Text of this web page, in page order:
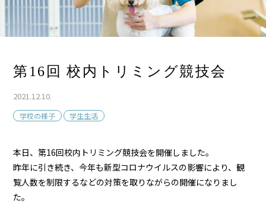
第16回 校内トリミング競技会
2021.12.10.
学校の様子 学生生活
本日、第16回校内トリミング競技会を開催しました。
昨年に引き続き、今年も新型コロナウイルスの影響により、観
覧人数を制限するなどの対策を取りながらの開催になりまし
た。